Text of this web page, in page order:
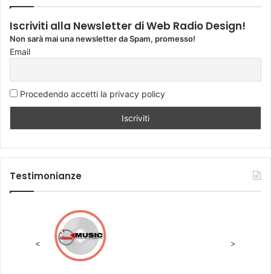
Iscriviti alla Newsletter di Web Radio Design!
Non sarà mai una newsletter da Spam, promesso!
Email
Procedendo accetti la privacy policy
Testimonianze
< >